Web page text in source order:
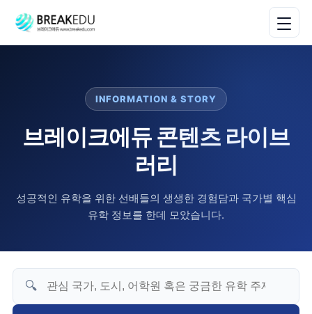
INFORMATION & STORY
브레이크에듀 콘텐츠 라이브
러리
성공적인 유학을 위한 선배들의 생생한 경험담과 국가별 핵심
유학 정보를 한데 모았습니다.
🔍